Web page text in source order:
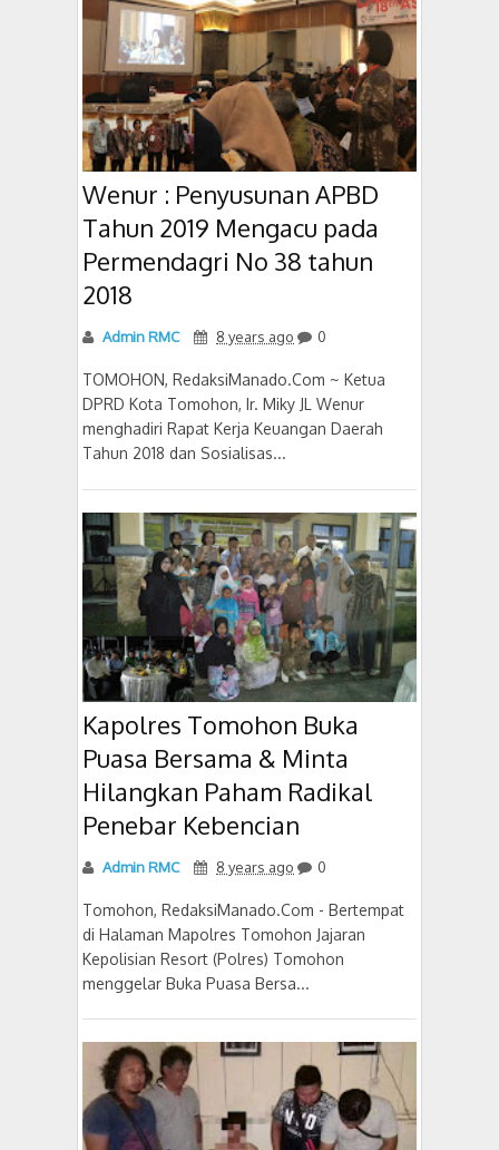
Wenur : Penyusunan APBD
Tahun 2019 Mengacu pada
Permendagri No 38 tahun
2018
Admin RMC 8 years ago 0
TOMOHON, RedaksiManado.Com ~ Ketua
DPRD Kota Tomohon, Ir. Miky JL Wenur
menghadiri Rapat Kerja Keuangan Daerah
Tahun 2018 dan Sosialisas...
Kapolres Tomohon Buka
Puasa Bersama & Minta
Hilangkan Paham Radikal
Penebar Kebencian
Admin RMC 8 years ago 0
Tomohon, RedaksiManado.Com - Bertempat
di Halaman Mapolres Tomohon Jajaran
Kepolisian Resort (Polres) Tomohon
menggelar Buka Puasa Bersa...